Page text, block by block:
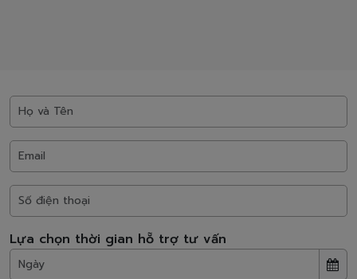
Lựa chọn thời gian hỗ trợ tư vấn